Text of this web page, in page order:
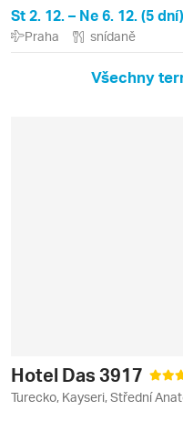
St 2. 12. – Ne 6. 12. (5 dní)
Praha snídaně
Všechny
Hotel Das 3917
Turecko, Kayseri, Střední